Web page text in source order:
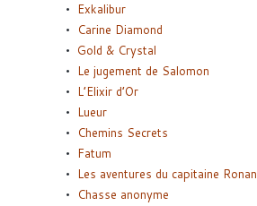
Exkalibur
Carine Diamond
Gold & Crystal
Le jugement de Salomon
L’Elixir d’Or
Lueur
Chemins Secrets
Fatum
Les aventures du capitaine Ronan
Chasse anonyme